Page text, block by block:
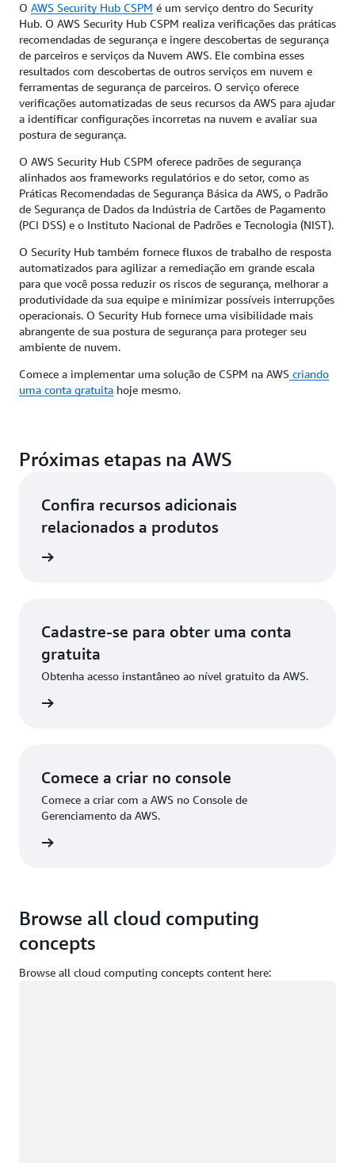
O AWS Security Hub CSPM é um serviço dentro do Security
Hub. O AWS Security Hub CSPM realiza verificações das práticas
recomendadas de segurança e ingere descobertas de segurança
de parceiros e serviços da Nuvem AWS. Ele combina esses
resultados com descobertas de outros serviços em nuvem e
ferramentas de segurança de parceiros. O serviço oferece
verificações automatizadas de seus recursos da AWS para ajudar
a identificar configurações incorretas na nuvem e avaliar sua
postura de segurança.
O AWS Security Hub CSPM oferece padrões de segurança
alinhados aos frameworks regulatórios e do setor, como as
Práticas Recomendadas de Segurança Básica da AWS, o Padrão
de Segurança de Dados da Indústria de Cartões de Pagamento
(PCI DSS) e o Instituto Nacional de Padrões e Tecnologia (NIST).
O Security Hub também fornece fluxos de trabalho de resposta
automatizados para agilizar a remediação em grande escala
para que você possa reduzir os riscos de segurança, melhorar a
produtividade da sua equipe e minimizar possíveis interrupções
operacionais. O Security Hub fornece uma visibilidade mais
abrangente de sua postura de segurança para proteger seu
ambiente de nuvem.
Comece a implementar uma solução de CSPM na AWS criando
uma conta gratuita hoje mesmo.
Próximas etapas na AWS
Confira recursos adicionais
relacionados a produtos
Cadastre-se para obter uma conta
gratuita
Obtenha acesso instantâneo ao nível gratuito da AWS.
Comece a criar no console
Comece a criar com a AWS no Console de
Gerenciamento da AWS.
Browse all cloud computing
concepts
Browse all cloud computing concepts content here: